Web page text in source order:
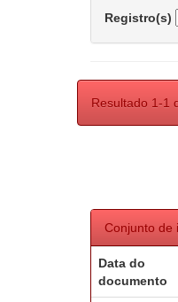
Registro(s)
Resultado 1-1
Conjunto de
Data do
documento